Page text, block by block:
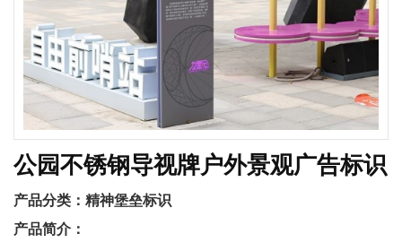
公园不锈钢导视牌户外景观广告标识
产品分类： 精神堡垒标识
产品简介：